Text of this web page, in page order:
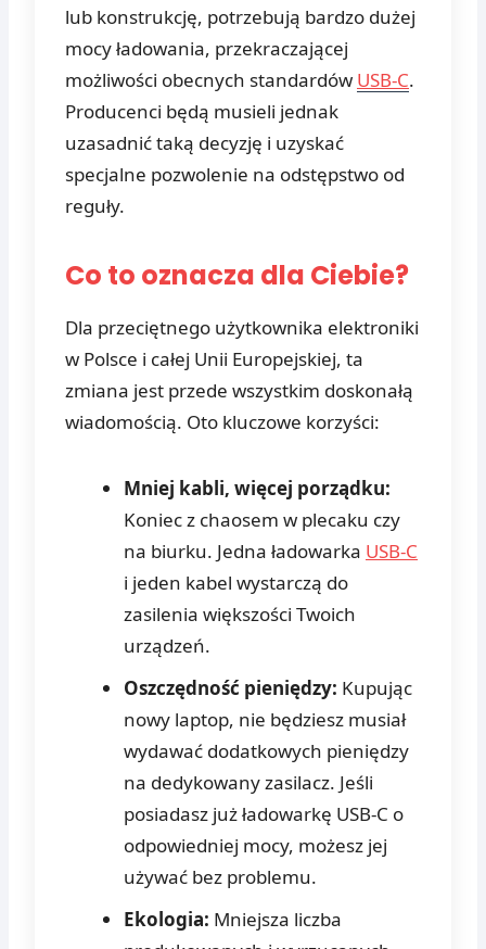
lub konstrukcję, potrzebują bardzo dużej
mocy ładowania, przekraczającej
możliwości obecnych standardów USB-C.
Producenci będą musieli jednak
uzasadnić taką decyzję i uzyskać
specjalne pozwolenie na odstępstwo od
reguły.
Co to oznacza dla Ciebie?
Dla przeciętnego użytkownika elektroniki
w Polsce i całej Unii Europejskiej, ta
zmiana jest przede wszystkim doskonałą
wiadomością. Oto kluczowe korzyści:
Mniej kabli, więcej porządku:
Koniec z chaosem w plecaku czy
na biurku. Jedna ładowarka USB-C
i jeden kabel wystarczą do
zasilenia większości Twoich
urządzeń.
Oszczędność pieniędzy: Kupując
nowy laptop, nie będziesz musiał
wydawać dodatkowych pieniędzy
na dedykowany zasilacz. Jeśli
posiadasz już ładowarkę USB-C o
odpowiedniej mocy, możesz jej
używać bez problemu.
Ekologia: Mniejsza liczba